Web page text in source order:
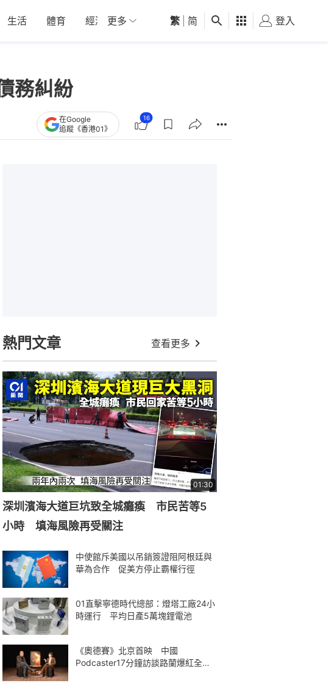
生活 體育 經濟 01深圳 觀點 健康 好食玩飛
更多 繁 简 登入
務糾紛
在Google
追蹤《香港01》
16
熱門文章 查看更多
01:30
深圳濱海大道巨坑致全城癱瘓 市民苦等5
小時 填海風險再受關注
中使館斥美國以吊銷簽證阻阿根廷與
華為合作 促美方停止霸權行徑
01直擊寧德時代總部：燈塔工廠24小
時運行 平均日產5萬塊鋰電池
《奧德賽》北京首映 中國
Podcaster17分鐘訪談路蘭爆紅全球